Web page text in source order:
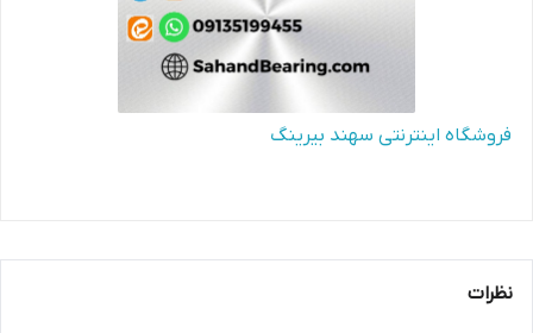
فروشگاه اینترنتی سهند بیرینگ
نظرات